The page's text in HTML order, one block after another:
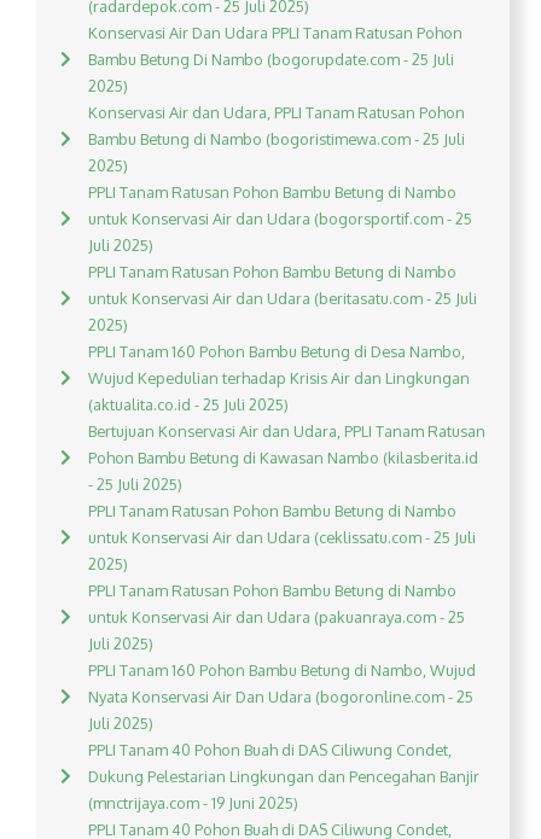
(radardepok.com - 25 Juli 2025)
Konservasi Air Dan Udara PPLI Tanam Ratusan Pohon
Bambu Betung Di Nambo (bogorupdate.com - 25 Juli
2025)
Konservasi Air dan Udara, PPLI Tanam Ratusan Pohon
Bambu Betung di Nambo (bogoristimewa.com - 25 Juli
2025)
PPLI Tanam Ratusan Pohon Bambu Betung di Nambo
untuk Konservasi Air dan Udara (bogorsportif.com - 25
Juli 2025)
PPLI Tanam Ratusan Pohon Bambu Betung di Nambo
untuk Konservasi Air dan Udara (beritasatu.com - 25 Juli
2025)
PPLI Tanam 160 Pohon Bambu Betung di Desa Nambo,
Wujud Kepedulian terhadap Krisis Air dan Lingkungan
(aktualita.co.id - 25 Juli 2025)
Bertujuan Konservasi Air dan Udara, PPLI Tanam Ratusan
Pohon Bambu Betung di Kawasan Nambo (kilasberita.id
- 25 Juli 2025)
PPLI Tanam Ratusan Pohon Bambu Betung di Nambo
untuk Konservasi Air dan Udara (ceklissatu.com - 25 Juli
2025)
PPLI Tanam Ratusan Pohon Bambu Betung di Nambo
untuk Konservasi Air dan Udara (pakuanraya.com - 25
Juli 2025)
PPLI Tanam 160 Pohon Bambu Betung di Nambo, Wujud
Nyata Konservasi Air Dan Udara (bogoronline.com - 25
Juli 2025)
PPLI Tanam 40 Pohon Buah di DAS Ciliwung Condet,
Dukung Pelestarian Lingkungan dan Pencegahan Banjir
(mnctrijaya.com - 19 Juni 2025)
PPLI Tanam 40 Pohon Buah di DAS Ciliwung Condet,